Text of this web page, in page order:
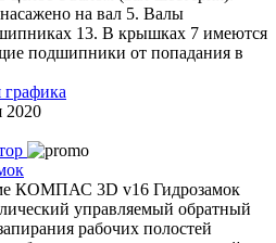
на вал 5. Валы
13. В крышках 7 имеются
подшипники от попадания в
2020
КОМПАС 3D v16 Гидрозамок
управляемый обратный
рабочих полостей